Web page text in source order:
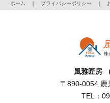
ホーム ｜ プライバシーポリシー ｜
風雅匠房
〒890-0054 鹿
TEL：